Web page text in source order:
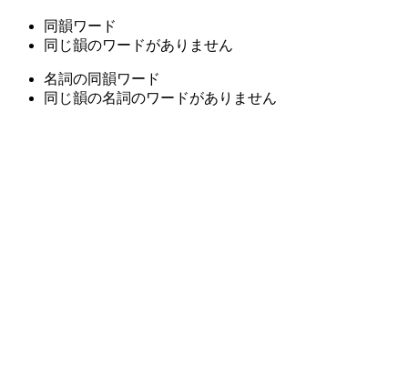
同韻ワード
同じ韻のワードがありません
名詞の同韻ワード
同じ韻の名詞のワードがありません